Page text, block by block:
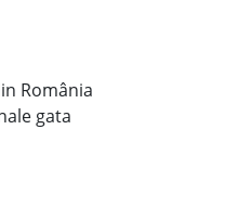
România
gata